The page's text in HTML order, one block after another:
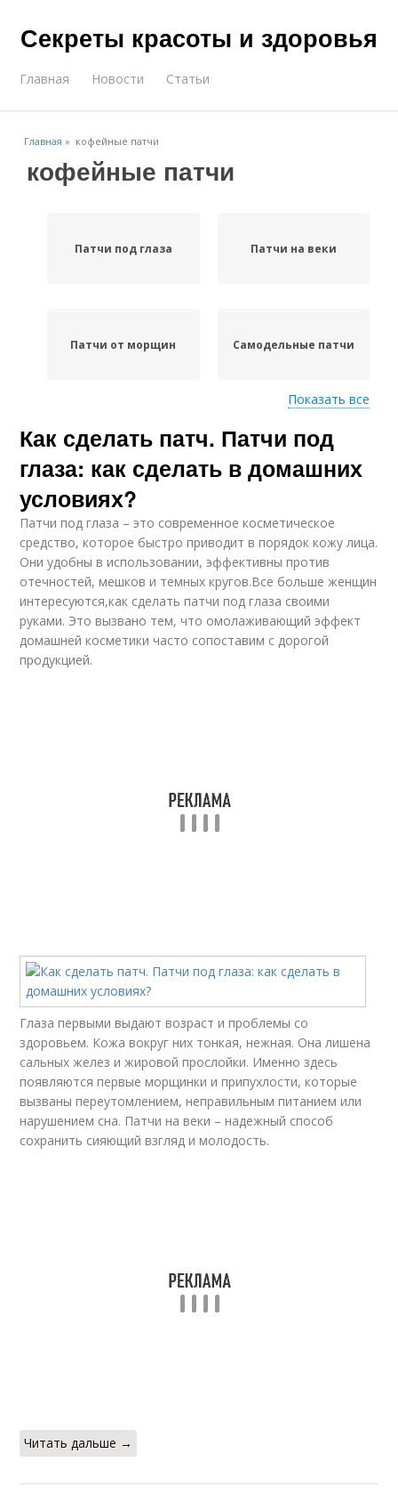
Секреты красоты и здоровья
Главная Новости Статьи
Главная » кофейные патчи
кофейные патчи
Патчи под глаза Патчи на веки
Патчи от морщин Самодельные патчи
Патчи против
морщин
Патчи с огурцом
Медовые патчи Картофельные патчи
Патчи с кремом Желатиновые патчи
Показать все
Как сделать патч. Патчи под
глаза: как сделать в домашних
условиях?
Патчи под глаза – это современное косметическое
средство, которое быстро приводит в порядок кожу лица.
Они удобны в использовании, эффективны против
отечностей, мешков и темных кругов.Все больше женщин
интересуются,как сделать патчи под глаза своими
руками. Это вызвано тем, что омолаживающий эффект
домашней косметики часто сопоставим с дорогой
продукцией.
Глаза первыми выдают возраст и проблемы со
здоровьем. Кожа вокруг них тонкая, нежная. Она лишена
сальных желез и жировой прослойки. Именно здесь
появляются первые морщинки и припухлости, которые
вызваны переутомлением, неправильным питанием или
нарушением сна. Патчи на веки – надежный способ
сохранить сияющий взгляд и молодость.
Читать дальше →